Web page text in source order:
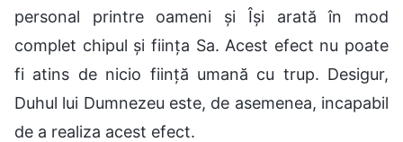
personal printre oameni și Își arată în mod
complet chipul și ființa Sa. Acest efect nu poate
fi atins de nicio ființă umană cu trup. Desigur,
Duhul lui Dumnezeu este, de asemenea, incapabil
de a realiza acest efect.